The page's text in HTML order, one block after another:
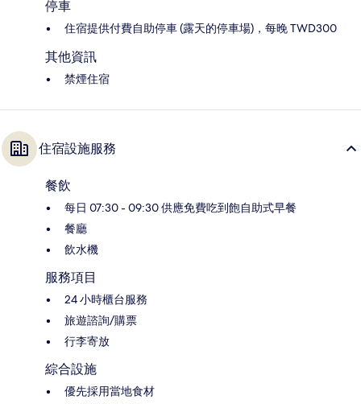
停車
住宿提供付費自助停車 (露天的停車場)，每晚 TWD300
其他資訊
禁煙住宿
住宿設施服務
餐飲
每日 07:30 - 09:30 供應免費吃到飽自助式早餐
餐廳
飲水機
服務項目
24 小時櫃台服務
旅遊諮詢/購票
行李寄放
綜合設施
優先採用當地食材